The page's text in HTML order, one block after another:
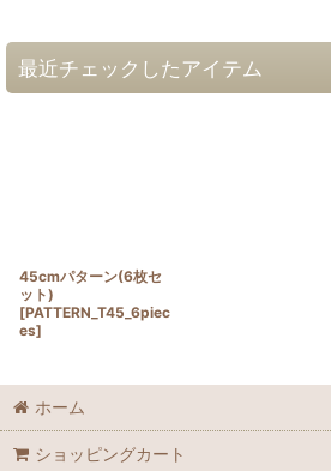
最近チェックしたアイテム
45cmパターン(6枚セ
ット)
[PATTERN_T45_6piec
es]
ホーム
ショッピングカート